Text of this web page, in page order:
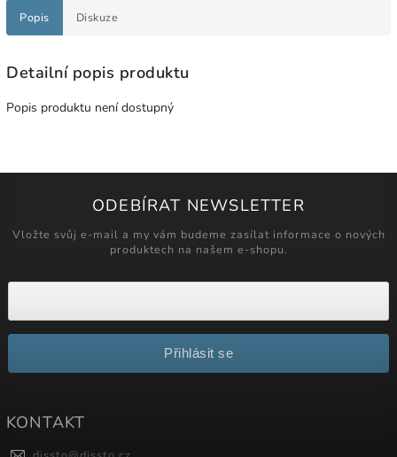
Popis Diskuze
Detailní popis produktu
Popis produktu není dostupný
ODEBÍRAT NEWSLETTER
Vložte svůj e-mail a my vám budeme zasílat informace o nových
produktech na našem e-shopu.
Přihlásit se
KONTAKT